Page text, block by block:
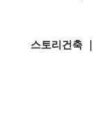
스토리건축